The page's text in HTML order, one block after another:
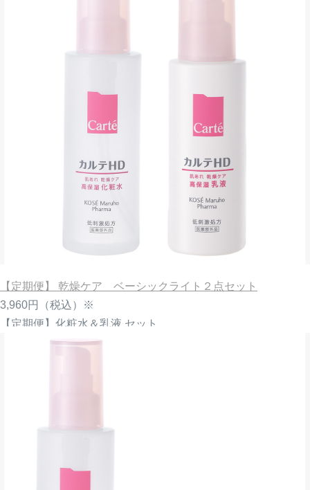
【定期便】 乾燥ケア ベーシックライト２点セット
3,960円
（税込）※
【定期便】化粧水＆乳液 セット